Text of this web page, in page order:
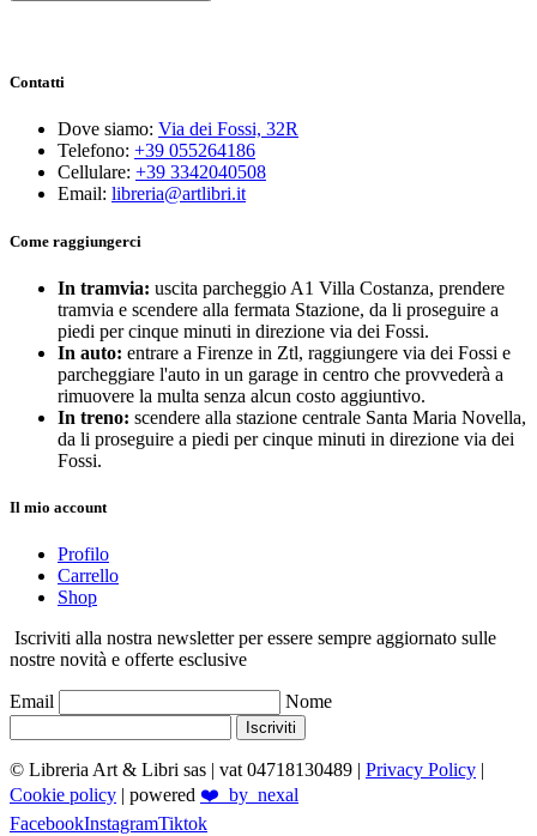
Contatti
Dove siamo: Via dei Fossi, 32R
Telefono: +39 055264186
Cellulare: +39 3342040508
Email: libreria@artlibri.it
Come raggiungerci
In tramvia: uscita parcheggio A1 Villa Costanza, prendere
tramvia e scendere alla fermata Stazione, da li proseguire a
piedi per cinque minuti in direzione via dei Fossi.
In auto: entrare a Firenze in Ztl, raggiungere via dei Fossi e
parcheggiare l'auto in un garage in centro che provvederà a
rimuovere la multa senza alcun costo aggiuntivo.
In treno: scendere alla stazione centrale Santa Maria Novella,
da li proseguire a piedi per cinque minuti in direzione via dei
Fossi.
Il mio account
Profilo
Carrello
Shop
Iscriviti alla nostra newsletter per essere sempre aggiornato sulle
nostre novità e offerte esclusive
Email Nome
Iscriviti
© Libreria Art & Libri sas | vat 04718130489 | Privacy Policy |
Cookie policy | powered ❤️_by_nexal
FacebookInstagramTiktok